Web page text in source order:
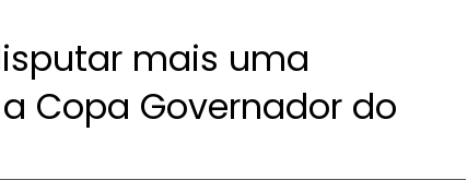
mais uma
Copa Governador do